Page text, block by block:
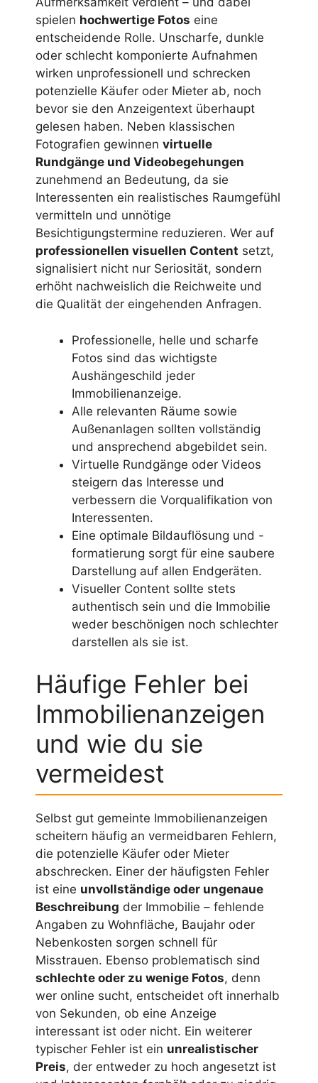
spielen hochwertige Fotos eine
entscheidende Rolle. Unscharfe, dunkle
oder schlecht komponierte Aufnahmen
wirken unprofessionell und schrecken
potenzielle Käufer oder Mieter ab, noch
bevor sie den Anzeigentext überhaupt
gelesen haben. Neben klassischen
Fotografien gewinnen virtuelle
Rundgänge und Videobegehungen
zunehmend an Bedeutung, da sie
Interessenten ein realistisches Raumgefühl
vermitteln und unnötige
Besichtigungstermine reduzieren. Wer auf
professionellen visuellen Content setzt,
signalisiert nicht nur Seriosität, sondern
erhöht nachweislich die Reichweite und
die Qualität der eingehenden Anfragen.
Professionelle, helle und scharfe
Fotos sind das wichtigste
Aushängeschild jeder
Immobilienanzeige.
Alle relevanten Räume sowie
Außenanlagen sollten vollständig
und ansprechend abgebildet sein.
Virtuelle Rundgänge oder Videos
steigern das Interesse und
verbessern die Vorqualifikation von
Interessenten.
Eine optimale Bildauflösung und -
formatierung sorgt für eine saubere
Darstellung auf allen Endgeräten.
Visueller Content sollte stets
authentisch sein und die Immobilie
weder beschönigen noch schlechter
darstellen als sie ist.
Häufige Fehler bei
Immobilienanzeigen
und wie du sie
vermeidest
Selbst gut gemeinte Immobilienanzeigen
scheitern häufig an vermeidbaren Fehlern,
die potenzielle Käufer oder Mieter
abschrecken. Einer der häufigsten Fehler
ist eine unvollständige oder ungenaue
Beschreibung der Immobilie – fehlende
Angaben zu Wohnfläche, Baujahr oder
Nebenkosten sorgen schnell für
Misstrauen. Ebenso problematisch sind
schlechte oder zu wenige Fotos, denn
wer online sucht, entscheidet oft innerhalb
von Sekunden, ob eine Anzeige
interessant ist oder nicht. Ein weiterer
typischer Fehler ist ein unrealistischer
Preis, der entweder zu hoch angesetzt ist